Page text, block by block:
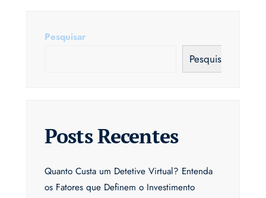
Pesquisar
Pesquisar
Posts Recentes
Quanto Custa um Detetive Virtual? Entenda
os Fatores que Definem o Investimento